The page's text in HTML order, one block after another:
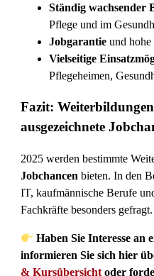
Ständig wachsender
Pflege und im
Jobgarantie und hohe
Vielseitige
Pflegeheimen,
Fazit:
ausgezeichnete
2025 werden bestimmte
Jobchancen bieten. In den
IT, kaufmännische Berufe
Fachkräfte besonders gefragt.
Haben Sie Interesse an
informieren Sie sich hier
& Kursübersicht oder